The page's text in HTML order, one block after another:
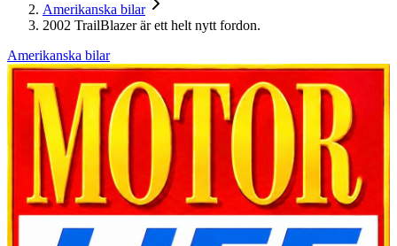
Amerikanska bilar
2002 TrailBlazer är ett helt nytt fordon.
Amerikanska bilar